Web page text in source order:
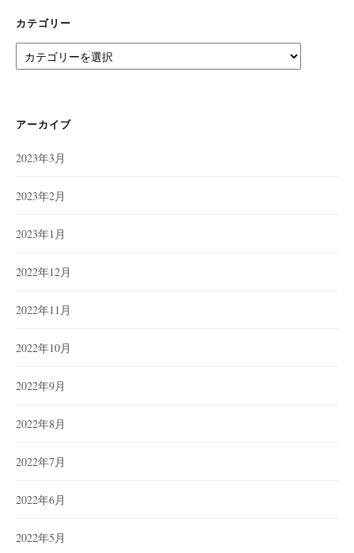
カテゴリー
テ
ー
アーカイブ
2023年3月
2023年2月
2023年1月
2022年12月
2022年11月
2022年10月
2022年9月
2022年8月
2022年7月
2022年6月
2022年5月